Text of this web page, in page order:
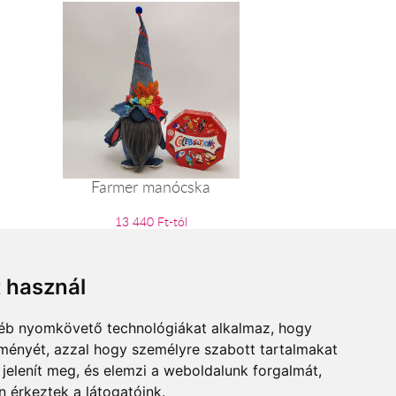
nyomkövető technológiákat alkalmaz, hogy
azzal hogy személyre szabott tartalmakat
meg, és elemzi a weboldalunk forgalmát,
érkeztek a látogatóink.
Farmer manócska
13 440 Ft-tól